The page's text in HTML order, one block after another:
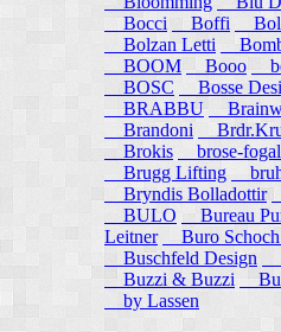
Bocci
Boffi
Bolzan Letti
BOOM
Booo
BOSC
Bosse
BRABBU
Brandoni
Brokis
brose-
Brugg Lifting
Bryndis Bolladottir
BULO
Bureau
Leitner
Buro Schoch
Buschfeld Design
Buzzi & Buzzi
by Lassen